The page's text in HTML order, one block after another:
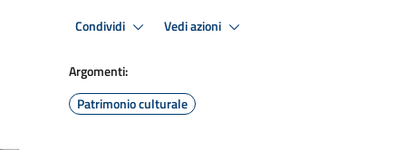
Condividi Vedi azioni
Argomenti:
Patrimonio culturale